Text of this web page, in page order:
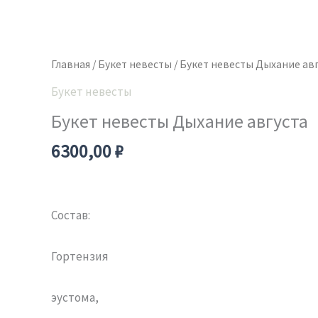
Главная / Букет невесты / Букет невесты Дыхание
Букет невесты
Букет невесты Дыхание августа
6300,00₽
Состав:
Гортензия
эустома,
Букет
Дыхание
августа